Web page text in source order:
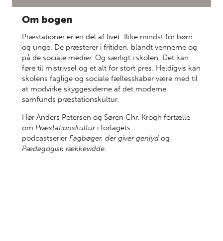
Om bogen
Præstationer er en del af livet. Ikke mindst for børn
og unge. De præsterer i fritiden, blandt vennerne og
på de sociale medier. Og særligt i skolen. Det kan
føre til mistrivsel og et alt for stort pres. Heldigvis kan
skolens faglige og sociale fællesskaber være med til
at modvirke skyggesiderne af det moderne
samfunds præstationskultur.
Hør Anders Petersen og Søren Chr. Krogh fortælle
om Præstationskulturi forlagets
podcastserier Fagbøger, der giver genlyd og
Pædagogisk rækkevidde.